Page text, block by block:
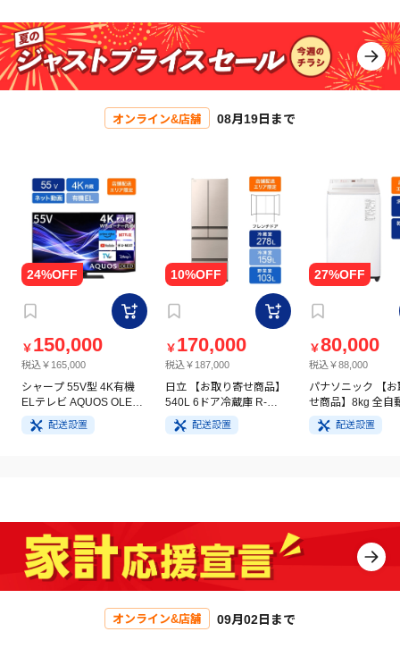
オンライン&店舗 08月19日まで
￥ 150,000
税込￥165,000
シャープ 55V型 4K有機
ELテレビ AQUOS OLED
4T-C55GQ3
配送設置
￥ 170,000
税込￥187,000
日立 【お取り寄せ商品】
540L 6ドア冷蔵庫 R-
HW54V(N) ライトゴール
ド
配送設置
￥80,000
税込￥88,000
パナソニック 【お
せ商品】8kg 全自
洗濯機 NA-
イト
配送設置
オンライン&店舗 09月02日まで